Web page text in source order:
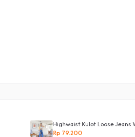
Highwaist Kulot Loose Jeans
Rp 79.200